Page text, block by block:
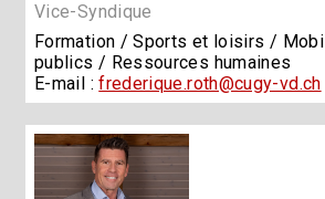
Vice-Syndique
Formation / Sports et loisirs /
publics / Ressources humaines
E-mail :frederique.roth@cugy-vd.ch